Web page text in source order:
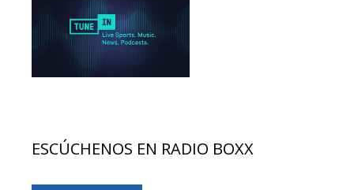
ESCÚCHENOS EN RADIO BOXX